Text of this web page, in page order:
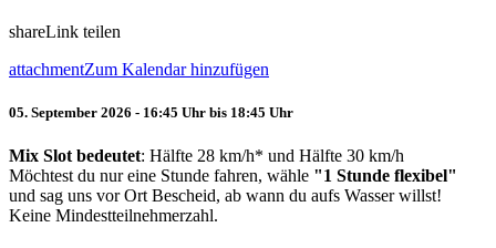
shareLink teilen
attachmentZum Kalendar hinzufügen
05. September 2026 - 16:45 Uhr bis 18:45 Uhr
Mix Slot bedeutet: Hälfte 28 km/h* und Hälfte 30 km/h
Möchtest du nur eine Stunde fahren, wähle "1 Stunde flexibel"
und sag uns vor Ort Bescheid, ab wann du aufs Wasser willst!
Keine Mindestteilnehmerzahl.